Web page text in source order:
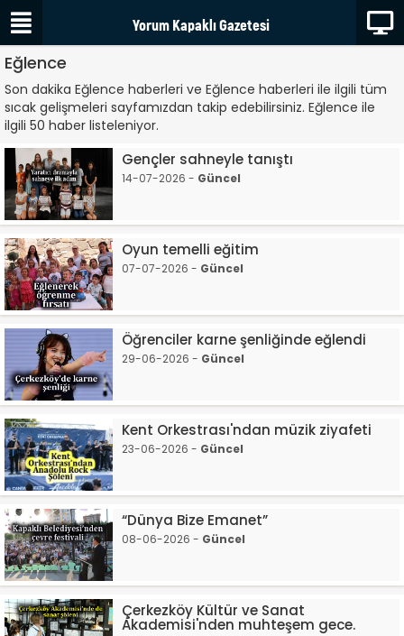
Eğlence
Son dakika Eğlence haberleri ve Eğlence haberleri ile ilgili tüm
sıcak gelişmeleri sayfamızdan takip edebilirsiniz. Eğlence ile
ilgili 50 haber listeleniyor.
Gençler sahneyle tanıştı
14-07-2026 - Güncel
Oyun temelli eğitim
07-07-2026 - Güncel
Öğrenciler karne şenliğinde eğlendi
29-06-2026 - Güncel
Kent Orkestrası'ndan müzik ziyafeti
23-06-2026 - Güncel
“Dünya Bize Emanet”
08-06-2026 - Güncel
Çerkezköy Kültür ve Sanat
Akademisi'nden muhteşem gece.